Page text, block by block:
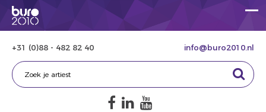
+31 (0)88 - 482 82 40 info@buro2010.nl